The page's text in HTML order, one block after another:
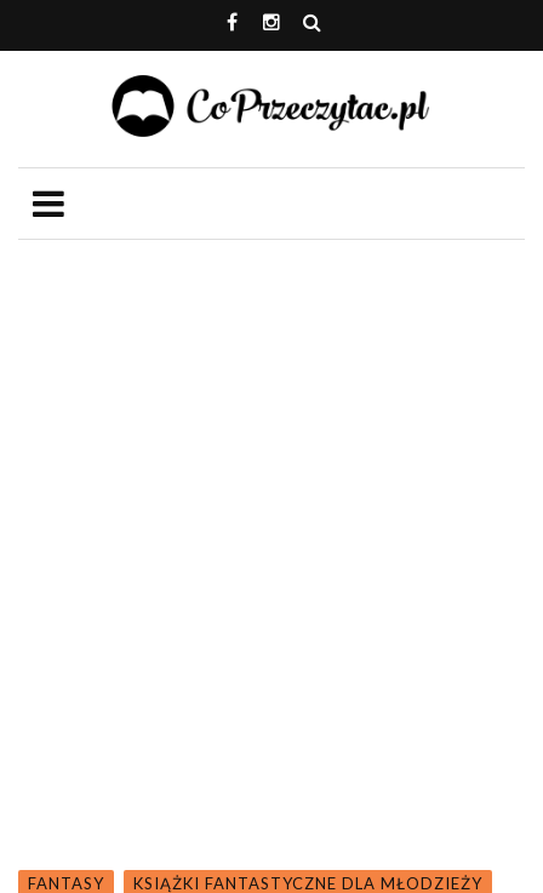
FANTASY
KSIĄŻKI FANTASTYCZNE DLA MŁODZIEŻY